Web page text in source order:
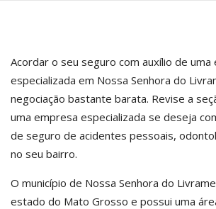
Acordar o seu seguro com auxílio de uma
especializada em Nossa Senhora do
negociação bastante barata. Revise a
uma empresa especializada se deseja
de seguro de acidentes pessoais,
no seu bairro.
O município de Nossa Senhora do
estado do Mato Grosso e possui uma